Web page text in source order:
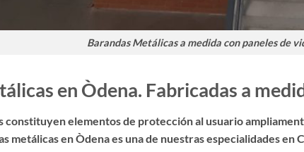
Barandas Metálicas a medida con paneles de
en Òdena. Fabricadas a
constituyen elementos de protección al usuario
metálicas en Òdenaes una de nuestras especialidades en